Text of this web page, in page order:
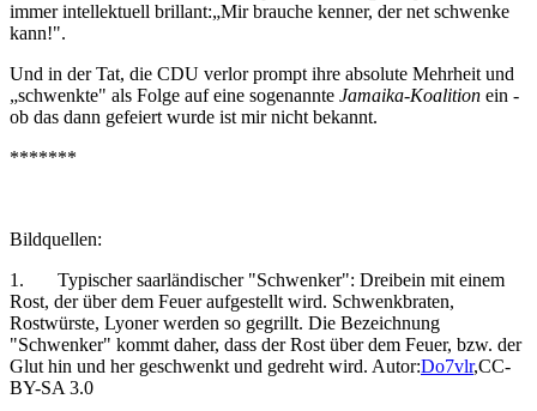
immer intellektuell brillant:„Mir brauche kenner, der net schwenke
kann!".
Und in der Tat, die CDU verlor prompt ihre absolute Mehrheit und
„schwenkte" als Folge auf eine sogenannte Jamaika-Koalition ein -
ob das dann gefeiert wurde ist mir nicht bekannt.
*******
Bildquellen:
1. Typischer saarländischer "Schwenker": Dreibein mit einem
Rost, der über dem Feuer aufgestellt wird. Schwenkbraten,
Rostwürste, Lyoner werden so gegrillt. Die Bezeichnung
"Schwenker" kommt daher, dass der Rost über dem Feuer, bzw. der
Glut hin und her geschwenkt und gedreht wird. Autor:Do7vlr,CC-
BY-SA 3.0